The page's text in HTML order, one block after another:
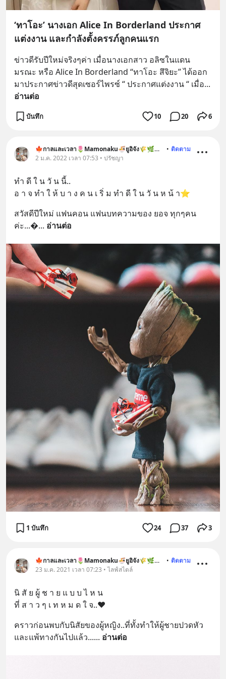
‘ทาโอะ’ นางเอก Alice In Borderland ประกาศ
แต่งงาน และกำลังตั้งครรภ์ลูกคนแรก
ข่าวดีรับปีใหม่จริงๆค่า เมื่อนางเอกสาว อลิซในแดน
มรณะ หรือ Alice In Borderland “ทาโอะ สึจิยะ” ได้ออก
มาประกาศข่าวดีสุดเซอร์ไพรซ์ “ ประกาศแต่งงาน “ เมื่อ
อ่านต่อ
บันทึก 10 20 6
🍁กาลและเวลา🌷Mamonaku🍜ยูอิจัง🌾🌿🐶🐱 • ติดตาม
2 ม.ค. 2022 เวลา 07:53 • ปรัชญา
ทำ ดี ใ น วั น นี้..
อ า จ ทำ ใ ห้ บ า ง ค น เ ริ่ ม ทำ ดี ใ น วั น ห น้ า⭐️
สวัสดีปีใหม่ แฟนคอน แฟนบทความของ ยอจ ทุกๆคน
ค่ะ...... อ่านต่อ
1 บันทึก 24 37 3
🍁กาลและเวลา🌷Mamonaku🍜ยูอิจัง🌾🌿🐶🐱 • ติดตาม
23 ม.ค. 2021 เวลา 07:23 • ไลฟ์สไตล์
นิ สั ย ผู้ ช า ย แ บ บ ไ ห น
ที่ ส า ว ๆ เ ท ห ม ด ใ จ..❤️
คราวก่อนพบกับนิสัยของผู้หญิง..ที่ทั้งทำให้ผู้ชายปวดหัว
และแพ้ทางกันไปแล้ว...... อ่านต่อ